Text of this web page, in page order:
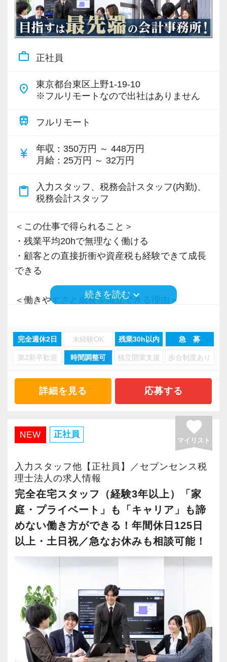
work_outline 正社員
place
東京都台東区上野1-19-10
※フルリモートなので出社はありません
train フルリモート
currency_yen 年収 ：350万円 ～ 448万円
月給 ：25万円 ～ 32万円
content_paste
入力スタッフ、税務会計スタッフ(内勤)、
税務会計スタッフ
＜この仕事で得られること＞
・残業平均20hで無理なく働ける
・顧客との直接折衝や資産税も経験できて成長
できる
＜働きやすさと成長を両立できる理由＞
・分業体制で業務負担を軽減
・顧客対応や提案業務に集中可能
・資産税や相続など専門性の高い案件あり
・経験値が自然と積み上がる環境
・有給取得率90％以上
・繁忙期も月30～40h程度
・男性の育休取得率100％
・テレワーク導入済み
・全席デュアルモニタ完備
＜幅広い経験・成長環境＞
・9割が紹介の安定基盤
・個人～大企業まで幅広く経験可能
・税務顧問＋資産税に関与
・相続／事業承継／M&Aにも対応
＜成長中の税理士法人＞
続きを読むkeyboard_arrow_down
完全週休2日 未経験OK 残業30h以内 急 募
第2新卒歓迎 時間調整可 独立開業支援 歩合制度あり
詳細を見る 応募する
NEW 正社員 favorite
マイリスト
入力スタッフ他【正社員】／セブンセンス税
理士法人の求人情報
完全在宅スタッフ（経験3年以上）「家
庭・プライベート」も「キャリア」も諦
めない働き方ができる！年間休日125日
以上・土日祝／急なお休みも相談可能！